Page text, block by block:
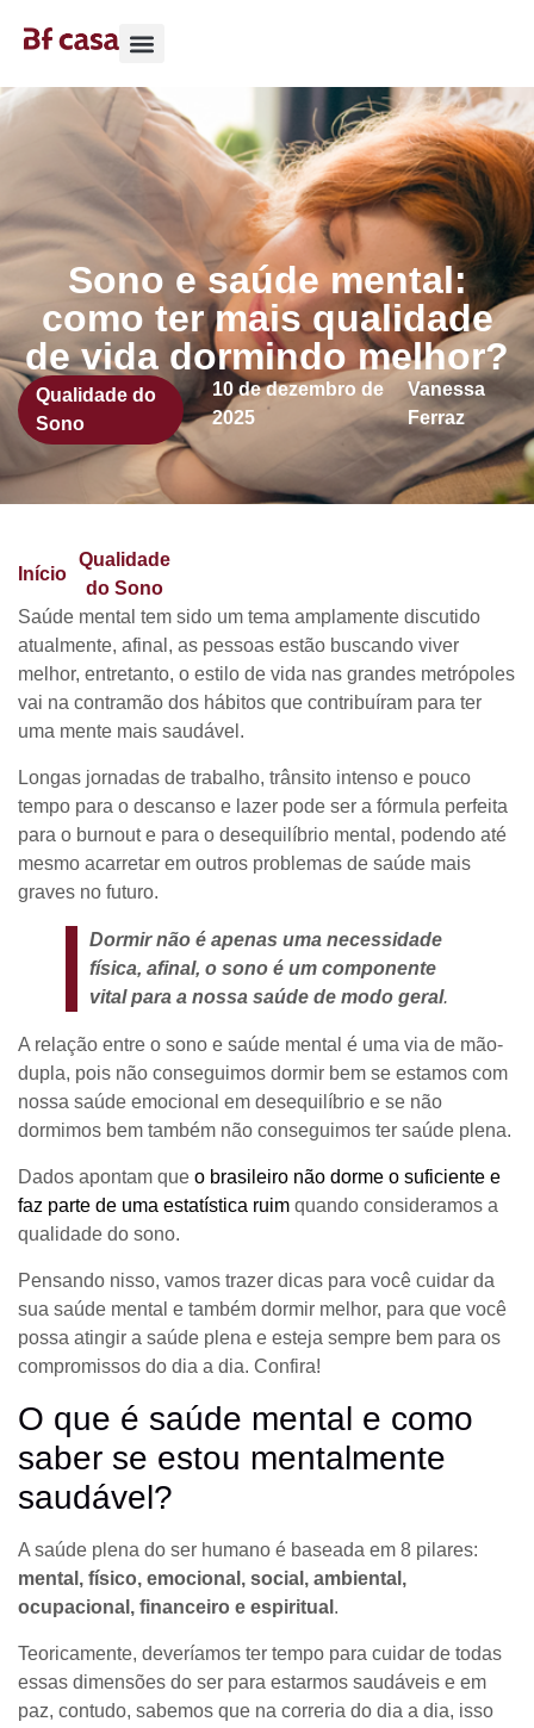
Sono e saúde mental:
como ter mais qualidade
de vida dormindo melhor?
Qualidade do
Sono
10 de dezembro de
2025
Vanessa
Ferraz
Início
Qualidade
do Sono
Saúde mental tem sido um tema amplamente discutido
atualmente, afinal, as pessoas estão buscando viver
melhor, entretanto, o estilo de vida nas grandes metrópoles
vai na contramão dos hábitos que contribuíram para ter
uma mente mais saudável.
Longas jornadas de trabalho, trânsito intenso e pouco
tempo para o descanso e lazer pode ser a fórmula perfeita
para o burnout e para o desequilíbrio mental, podendo até
mesmo acarretar em outros problemas de saúde mais
graves no futuro.
Dormir não é apenas uma necessidade
física, afinal, o sono é um componente
vital para a nossa saúde de modo geral.
A relação entre o sono e saúde mental é uma via de mão-
dupla, pois não conseguimos dormir bem se estamos com
nossa saúde emocional em desequilíbrio e se não
dormimos bem também não conseguimos ter saúde plena.
Dados apontam que o brasileiro não dorme o suficiente e
faz parte de uma estatística ruim quando consideramos a
qualidade do sono.
Pensando nisso, vamos trazer dicas para você cuidar da
sua saúde mental e também dormir melhor, para que você
possa atingir a saúde plena e esteja sempre bem para os
compromissos do dia a dia. Confira!
O que é saúde mental e como
saber se estou mentalmente
saudável?
A saúde plena do ser humano é baseada em 8 pilares:
mental, físico, emocional, social, ambiental,
ocupacional, financeiro e espiritual .
Teoricamente, deveríamos ter tempo para cuidar de todas
essas dimensões do ser para estarmos saudáveis e em
paz, contudo, sabemos que na correria do dia a dia, isso